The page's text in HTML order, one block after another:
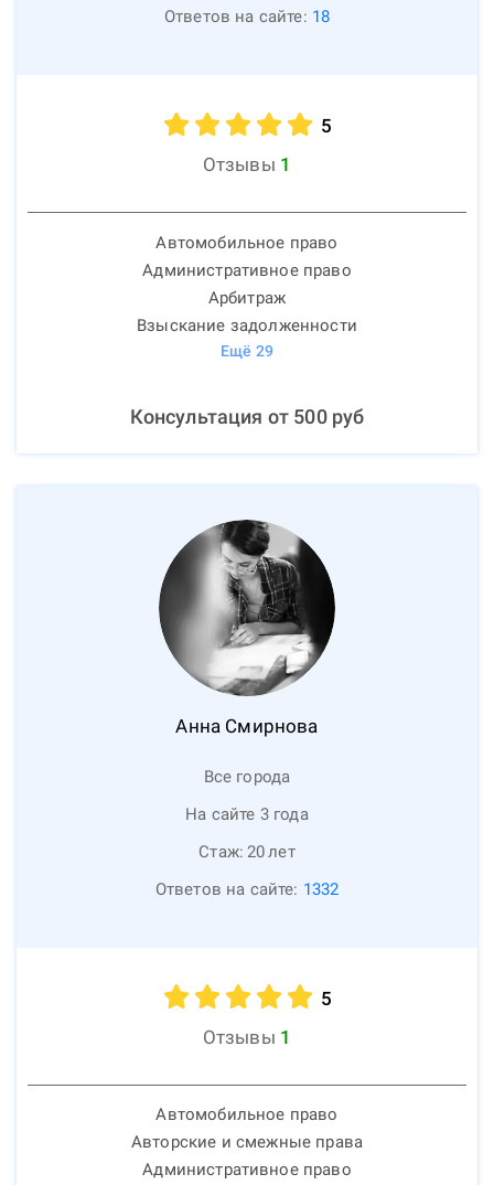
Ответов на сайте: 18
5
Отзывы 1
Автомобильное право
Административное право
Арбитраж
Взыскание задолженности
Ещё 29
Консультация от 500руб
Анна Смирнова
Все города
На сайте 3 года
Стаж: 20лет
Ответов на сайте: 1332
5
Отзывы 1
Автомобильное право
Авторские и смежные права
Административное право